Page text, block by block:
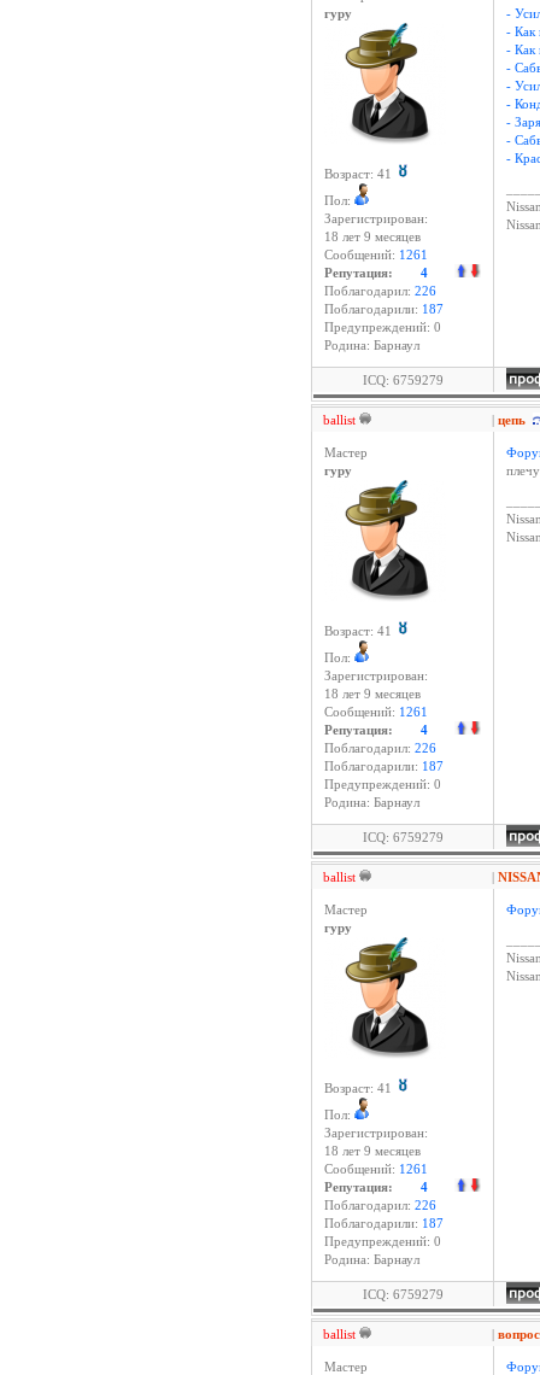
гуру
Возраст: 41
Пол:
Зарегистрирован:
18 лет 9 месяцев
Сообщений: 1261
Репутация: 4
Поблагодарил: 226
Поблагодарили: 187
Предупреждений: 0
Родина: Барнаул
-
- Как
- Как
-
-
-
-
-
-
ICQ: 6759279
ballist | цепь
Мастер
гуру
Возраст: 41
Пол:
Зарегистрирован:
18 лет 9 месяцев
Сообщений: 1261
Репутация: 4
Поблагодарил: 226
Поблагодарили: 187
Предупреждений: 0
Родина: Барнаул
ICQ: 6759279
ballist |
Мастер
гуру
Возраст: 41
Пол:
Зарегистрирован:
18 лет 9 месяцев
Сообщений: 1261
Репутация: 4
Поблагодарил: 226
Поблагодарили: 187
Предупреждений: 0
Родина: Барнаул
ICQ: 6759279
ballist |
Мастер